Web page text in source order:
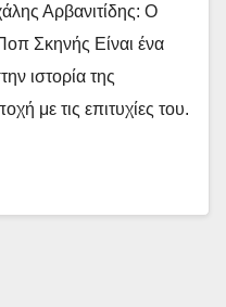
Αρβανιτίδης: Ο
Σκηνής Είναι ένα
ιστορία της
με τις επιτυχίες του.